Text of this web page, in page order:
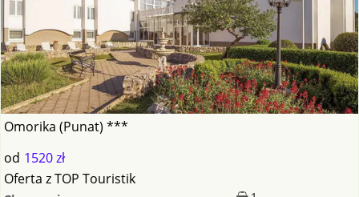
Omorika (Punat) ***
od 1520 zł
Oferta zTOP Touristik